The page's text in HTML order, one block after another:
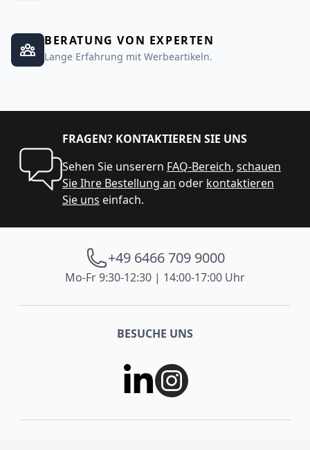
BERATUNG VON EXPERTEN
Lange Erfahrung mit Werbeartikeln.
FRAGEN? KONTAKTIEREN SIE UNS
Sehen Sie unserern FAQ-Bereich, schauen
Sie Ihre Bestellung an oder kontaktieren
Sie uns einfach.
+49 6466 709 9000
Mo-Fr 9:30-12:30 | 14:00-17:00 Uhr
BESUCHE UNS